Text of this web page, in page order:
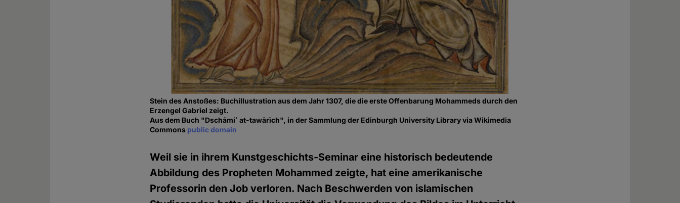
Stein des Anstoßes: Buchillustration aus dem Jahr 1307, die die erste Offenbarung Mohammeds durch den
Erzengel Gabriel zeigt.
Aus dem Buch "Dschāmiʿ at-tawārīch", in der Sammlung der Edinburgh University Library via Wikimedia
Commons public domain
Weil sie in ihrem Kunstgeschichts-Seminar eine historisch bedeutende
Abbildung des Propheten Mohammed zeigte, hat eine amerikanische
Professorin den Job verloren. Nach Beschwerden von islamischen